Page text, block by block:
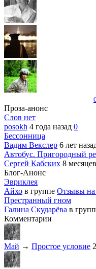
Проза-анонс
Слов нет
posokh 4 года назад 0
Бессонница
Вадим Векслер 6 лет
Автобус. Пригородный
Сергей Кабских 8
Блог-Анонс
Эвриклея
Айхо в группе Отзывы на
Престранный гном
Галина Скударёва в
Комментарии
Май → Простое условие